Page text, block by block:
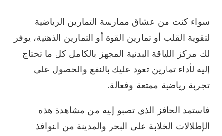
سواء كنت من عشاق ممارسة التمارين الرياضية
لتقوية القلب أو تمارين القوة أو التمارين الذهنية، يوفر
لك مركز اللياقة البدنية المجهز بالكامل كل ما تحتاج
إليه لأداء تمارين تعود عليك بالنفع والحصول على
تجربة رياضية ممتعة وفعالة.
فاستمد الحافز الذي تصبو إليه من مشاهدة هذه
الإطلالات الخلابة على البحر والمدينة من النوافذ